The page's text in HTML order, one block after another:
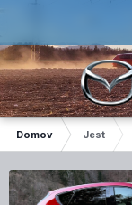
Domov Jest